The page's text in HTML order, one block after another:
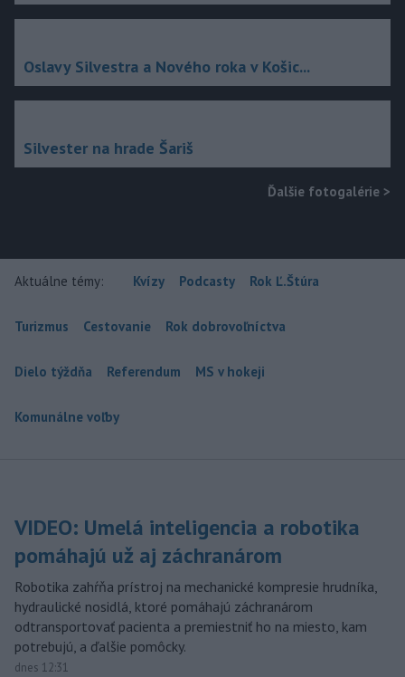
Oslavy Silvestra a Nového roka v Košic...
Silvester na hrade Šariš
Ďalšie fotogalérie >
Aktuálne témy: Kvízy Podcasty Rok Ľ.Štúra
Turizmus Cestovanie Rok dobrovoľníctva
Dielo týždňa Referendum MS v hokeji
Komunálne voľby
VIDEO: Umelá inteligencia a robotika
pomáhajú už aj záchranárom
Robotika zahŕňa prístroj na mechanické kompresie hrudníka,
hydraulické nosidlá, ktoré pomáhajú záchranárom
odtransportovať pacienta a premiestniť ho na miesto, kam
potrebujú, a ďalšie pomôcky.
dnes 12:31